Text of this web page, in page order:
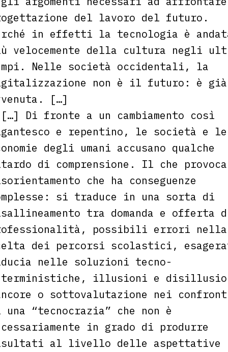
del lavoro del futuro.
in effetti la tecnologia è
velocemente della cultura negli
Nelle società occidentali, la
non è il futuro: è già
[…]
[…] Di fronte a un cambiamento così
e repentino, le società e le
degli umani accusano qualche
di comprensione. Il che
che ha conseguenze
si traduce in una sorta di
tra domanda e offerta
possibili errori nella
dei percorsi scolastici,
nelle soluzioni tecno-
illusioni e
o sottovalutazione nei
una “tecnocrazia” che non è
in grado di produrre
al livello delle aspettative